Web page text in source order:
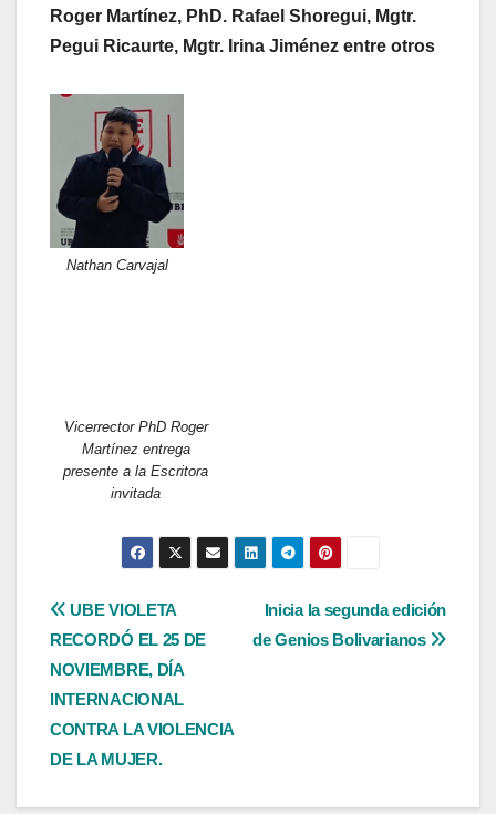
Roger Martínez, PhD. Rafael Shoregui, Mgtr.
Pegui Ricaurte, Mgtr. Irina Jiménez entre otros
Nathan Carvajal
Vicerrector PhD Roger
Martínez entrega
presente a la Escritora
invitada
Navegación
de
entradas
Inicia la segunda edición
de Genios Bolivarianos
UBE VIOLETA
RECORDÓ EL 25 DE
NOVIEMBRE, DÍA
INTERNACIONAL
CONTRA LA VIOLENCIA
DE LA MUJER.